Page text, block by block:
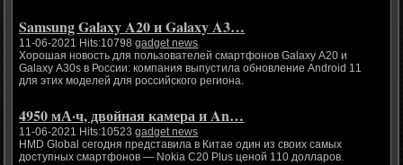
Samsung Galaxy A20 и Galaxy A3…
11-06-2021 Hits:10798gadget news
Хорошая новость для пользователей смартфонов Galaxy A20 и
Galaxy A30s в России: компания выпустила обновление Android 11
для этих моделей для российского региона.
4950 мА·ч, двойная камера и An…
11-06-2021 Hits:10523gadget news
HMD Global сегодня представила в Китае один из своих самых
доступных смартфонов — Nokia C20 Plus ценой 110 долларов.